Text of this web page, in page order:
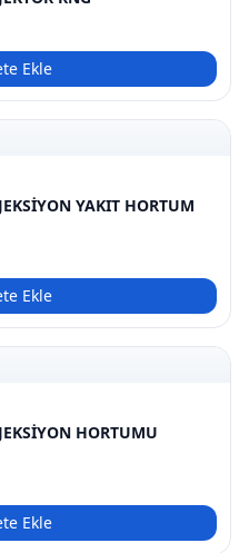
Ekle
YAKIT HORTUM
Ekle
HORTUMU
Ekle